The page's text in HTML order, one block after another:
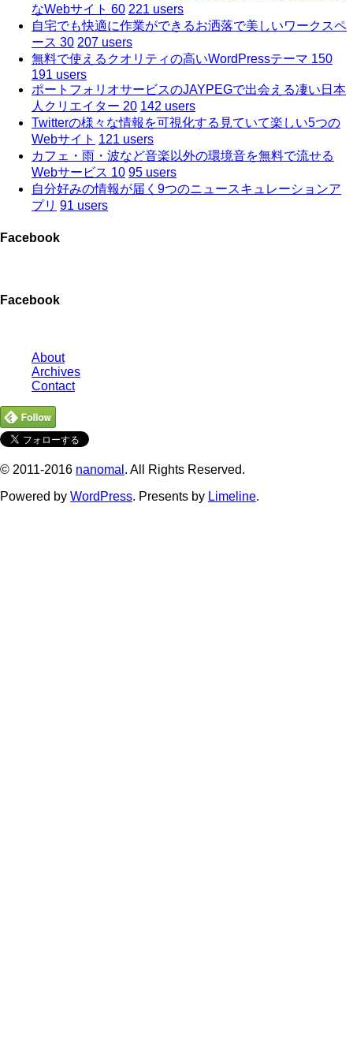
なWebサイト 60 221 users
自宅でも快適に作業ができるお洒落で美しいワークスペ
ース 30 207 users
無料で使えるクオリティの高いWordPressテーマ 150
191 users
ポートフォリオサービスのJAYPEGで出会える凄い日本
人クリエイター 20 142 users
Twitterの様々な情報を可視化する見ていて楽しい5つの
Webサイト 121 users
カフェ・雨・波など音楽以外の環境音を無料で流せる
Webサービス 10 95 users
自分好みの情報が届く9つのニュースキュレーションア
プリ 91 users
Facebook
Facebook
About
Archives
Contact
© 2011-2016 nanomal . All Rights Reserved.
Powered by WordPress. Presents by Limeline.